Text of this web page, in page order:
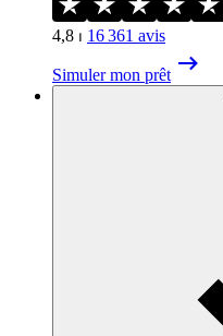
4,8 ⏐ 16 361 avis
Simuler mon prêt